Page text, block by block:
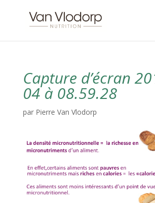
Capture d’écran
04 à 08.59.28
par Pierre Van Vlodorp